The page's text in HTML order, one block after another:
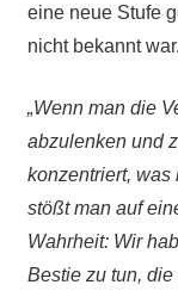
eine neue Stufe
nicht bekannt war.
„Wenn man die
abzulenken und
konzentriert, was
stößt man auf
Wahrheit: Wir
Bestie zu tun,